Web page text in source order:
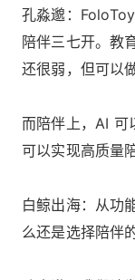
孔淼邈：
陪伴三七开。教
还很弱，但可以
而陪伴上，AI 可
可以实现高质量
白鲸出海：从功
么还是选择陪伴